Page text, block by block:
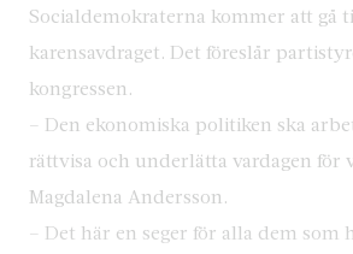
Socialdemokraterna kommer att gå
karensavdraget. Det föreslår
kongressen.
– Den ekonomiska politiken ska
rättvisa och underlätta vardagen för
Magdalena Andersson.
– Det här en seger för alla dem som